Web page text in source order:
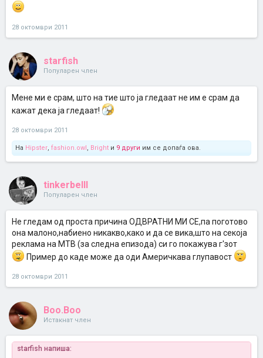
28 октомври 2011
starfish
Популарен член
Мене ми е срам, што на тие што ја гледаат не им е срам да
кажат дека ја гледаат!
28 октомври 2011
На Hipster, fashion.owl, Bright и 9 други им се допаѓа ова.
tinkerbelll
Популарен член
Не гледам од проста причина ОДВРАТНИ МИ СЕ,па поготово
она малоно,набиено никакво,како и да се вика,што на секоја
реклама на МТВ (за следна епизода) си го покажува г'зот
Пример до каде може да оди Америчкава глупавост
28 октомври 2011
Boo.Boo
Истакнат член
starfish напиша: